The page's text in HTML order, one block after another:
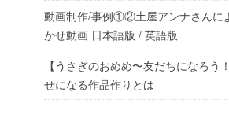
動画制作/事例①②土屋アンナさんに
かせ動画 日本語版 / 英語版
【うさぎのおめめ〜友だちになろう
せになる作品作りとは